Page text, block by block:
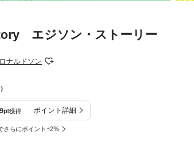
エジソン・ストーリー
ナルドソン
9pt獲得 ポイント詳細
さらにポイント+2%